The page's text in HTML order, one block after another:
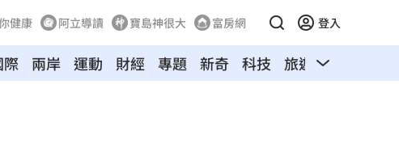
健康 阿立導讀 寶島神很大 富房網 登入
際 兩岸 運動 財經 專題 新奇 科技 旅遊 汽車